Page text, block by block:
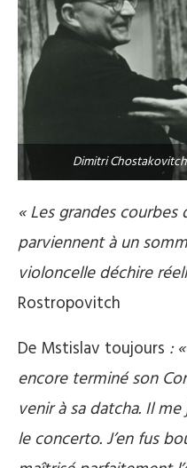
Dimitri
« Les grandes
parviennent à un
violoncelle déchire
Rostropovitch
De Mstislav toujours :
encore terminé son
venir à sa datcha. Il
le concerto. J’en fus